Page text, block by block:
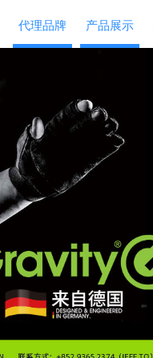
代理品牌 产品展示